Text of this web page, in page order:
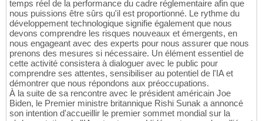
temps réel de la performance du cadre réglementaire afin que
nous puissions être sûrs qu'il est proportionné. Le rythme du
développement technologique signifie également que nous
devons comprendre les risques nouveaux et émergents, en
nous engageant avec des experts pour nous assurer que nous
prenons des mesures si nécessaire. Un élément essentiel de
cette activité consistera à dialoguer avec le public pour
comprendre ses attentes, sensibiliser au potentiel de l'IA et
démontrer que nous répondons aux préoccupations.
À la suite de sa rencontre avec le président américain Joe
Biden, le Premier ministre britannique Rishi Sunak a annoncé
son intention d'accueillir le premier sommet mondial sur la